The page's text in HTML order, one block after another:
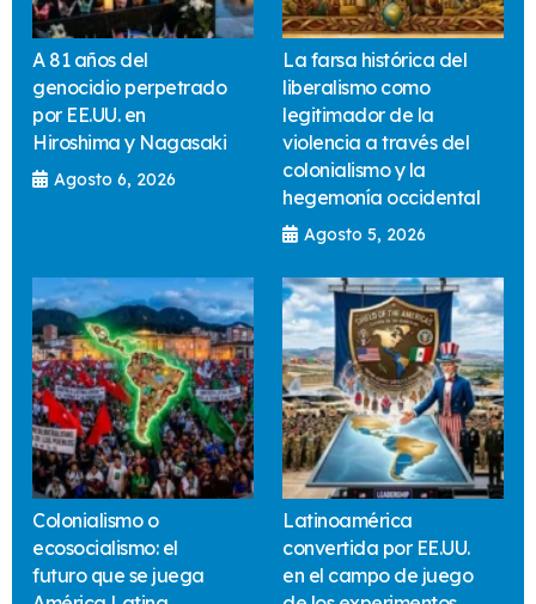
A 81 años del
genocidio perpetrado
por EE.UU. en
Hiroshima y Nagasaki
Agosto 6, 2026
La farsa histórica del
liberalismo como
legitimador de la
violencia a través del
colonialismo y la
hegemonía occidental
Agosto 5, 2026
Colonialismo o
ecosocialismo: el
futuro que se juega
Latinoamérica
convertida por EE.UU.
en el campo de juego